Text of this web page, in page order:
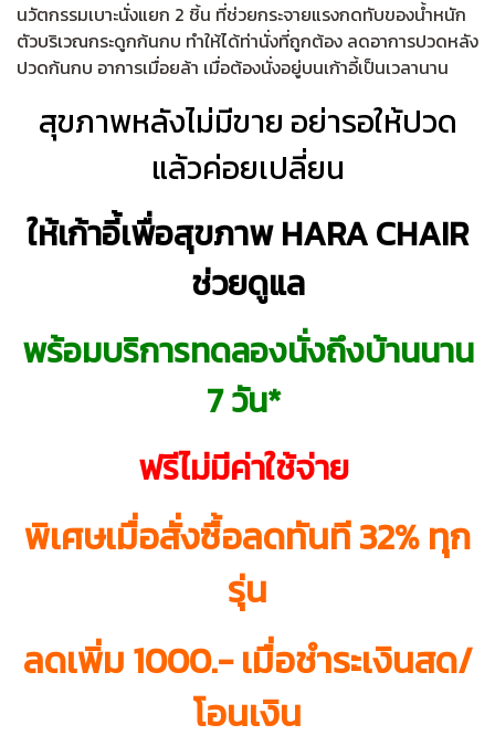
นวัตกรรมเบาะนั่งแยก 2 ชิ้น ที่ช่วยกระจายแรงกดทับของน้ำหนัก
ตัวบริเวณกระดูกก้นกบ ทำให้ได้ท่านั่งที่ถูกต้อง ลดอาการปวดหลัง
ปวดก้นกบ อาการเมื่อยล้า เมื่อต้องนั่งอยู่บนเก้าอี้เป็นเวลานาน
สุขภาพหลังไม่มีขาย อย่ารอให้ปวด
แล้วค่อยเปลี่ยน
ให้เก้าอี้เพื่อสุขภาพ HARA CHAIR
ช่วยดูแล
พร้อมบริการทดลองนั่งถึงบ้านนาน
7 วัน*
ฟรีไม่มีค่าใช้จ่าย
พิเศษเมื่อสั่งซื้อลดทันที 32% ทุก
รุ่น
ลดเพิ่ม 1000.- เมื่อชำระเงินสด/
โอนเงิน